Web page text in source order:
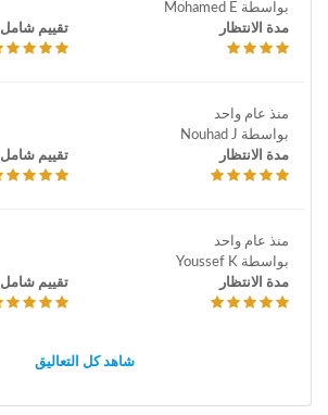
بواسطة Mohamed E
مدة الانتظار
تقييم شامل
منذ عام واحد
بواسطة Nouhad J
مدة الانتظار
تقييم شامل
منذ عام واحد
بواسطة Youssef K
مدة الانتظار
تقييم شامل
شاهد كل التعاليق